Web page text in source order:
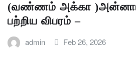
(வண்ணம் அக்கா
பற்றிய விபரம் –
admin Feb 26, 2026